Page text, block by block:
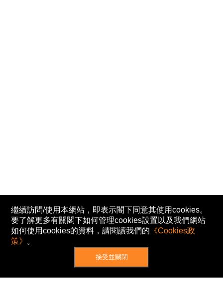
繼續訪問/使用本網站，即表示閣下同意其使用cookies。
要了解更多有關閣下如何管理cookies設置以及我們網站
如何使用cookies的資料，請閱讀我們的 《Cookies政
策》 。
接受並關閉